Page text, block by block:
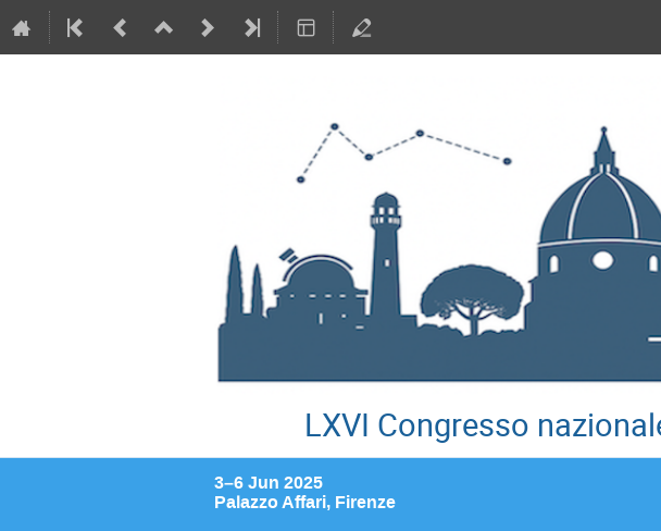
LXVI Congresso
3–6 Jun 2025
Palazzo Affari, Firenze